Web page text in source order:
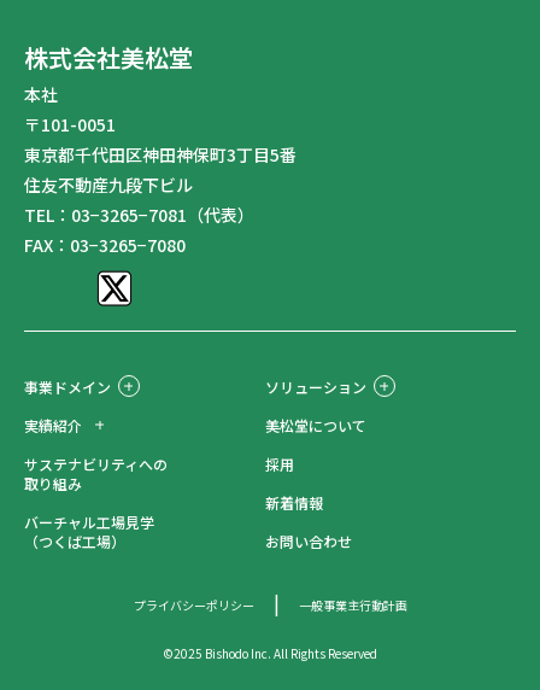
株式会社美松堂
本社
〒101-0051
東京都千代田区神田神保町3丁目5番
住友不動産九段下ビル
TEL：03−3265−7081（代表）
FAX：03−3265−7080
事業ドメイン
実績紹介
サステナビリティへの
取り組み
バーチャル工場見学
（つくば工場）
ソリューション
美松堂について
採用
新着情報
お問い合わせ
プライバシーポリシー 一般事業主行動計画
©2025 Bishodo Inc. All Rights Reserved